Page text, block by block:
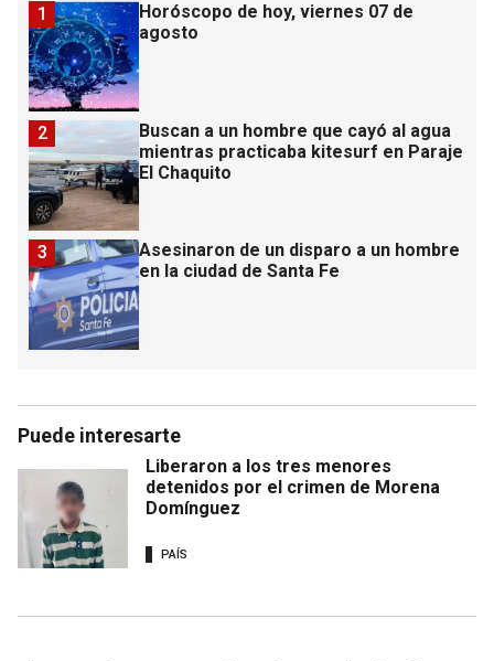
Horóscopo de hoy, viernes 07 de
agosto
1
Buscan a un hombre que cayó al agua
mientras practicaba kitesurf en Paraje
El Chaquito
2
Asesinaron de un disparo a un hombre
en la ciudad de Santa Fe
3
Puede interesarte
Liberaron a los tres menores
detenidos por el crimen de Morena
Domínguez
PAÍS